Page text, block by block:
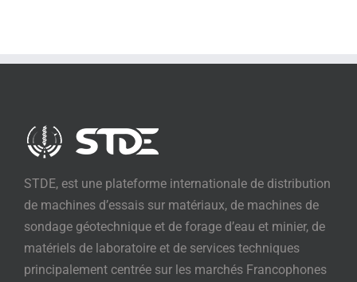
STDE, est une plateforme internationale de distribution
de machines d’essais sur matériaux, de machines de
sondage géotechnique et de forage d’eau et minier, de
matériels de laboratoire et de services techniques
principalement centrée sur les marchés Francophones